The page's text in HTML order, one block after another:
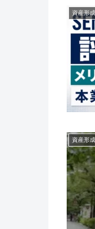
資産形成
資産形成